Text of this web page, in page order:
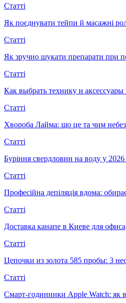
Статті
Як поєднувати тейпи й масажні
Статті
Як зручно шукати препарати при
Статті
Как выбрать технику и
Статті
Хвороба Лайма: що це та чим
Статті
Буріння свердловин на воду у 2026
Статті
Професійна депіляція вдома:
Статті
Доставка канапе в Киеве для
Статті
Цепочки из золота 585 пробы: 3
Статті
Смарт-годинники Apple Watch: як